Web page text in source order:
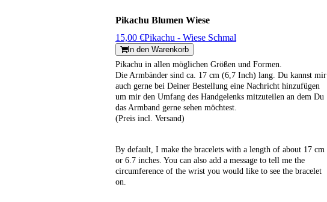
Pikachu Blumen Wiese
15,00 €Pikachu - Wiese Schmal
In den Warenkorb
Pikachu in allen möglichen Größen und Formen.
Die Armbänder sind ca. 17 cm (6,7 Inch) lang. Du kannst mir
auch gerne bei Deiner Bestellung eine Nachricht hinzufügen
um mir den Umfang des Handgelenks mitzuteilen an dem Du
das Armband gerne sehen möchtest.
(Preis incl. Versand)
By default, I make the bracelets with a length of about 17 cm
or 6.7 inches. You can also add a message to tell me the
circumference of the wrist you would like to see the bracelet
on.